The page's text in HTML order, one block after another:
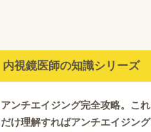
内視鏡医師の知識シリーズ
アンチエイジング完全攻略。これ
だけ理解すればアンチエイジング